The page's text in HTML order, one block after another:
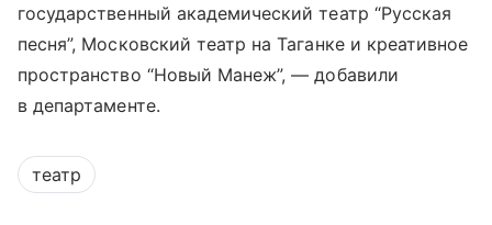
государственный академический театр “Русская
песня”, Московский театр на Таганке и креативное
пространство “Новый Манеж”, — добавили
в департаменте.
театр